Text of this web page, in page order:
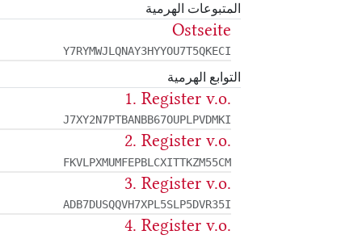
المتبوعات الهرمية
Ostseite
Y7RYMWJLQNAY3HYYOU7T5QKECI
التوابع الهرمية
1. Register v.o.
J7XY2N7PTBANBB67OUPLPVDMKI
2. Register v.o.
FKVLPXMUMFEPBLCXITTKZM55CM
3. Register v.o.
ADB7DUSQQVH7XPL5SLP5DVR35I
4. Register v.o.